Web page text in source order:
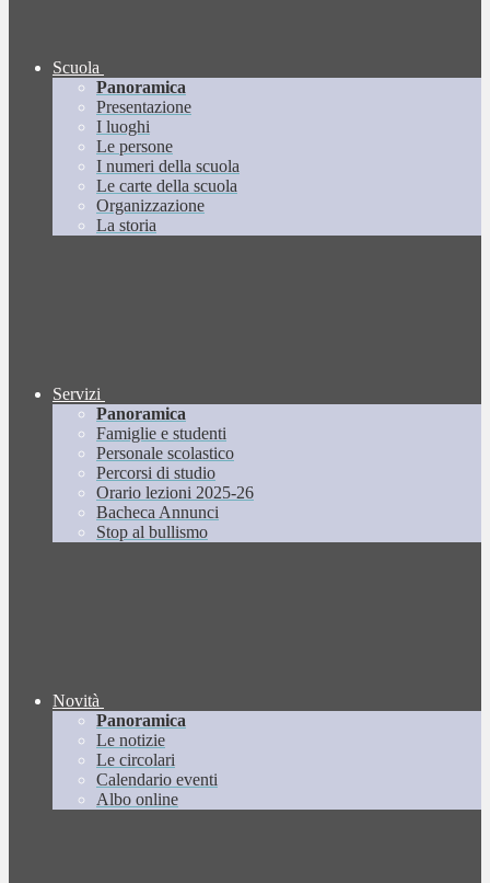
Scuola
Panoramica
Presentazione
I luoghi
Le persone
I numeri della scuola
Le carte della scuola
Organizzazione
La storia
Servizi
Panoramica
Famiglie e studenti
Personale scolastico
Percorsi di studio
Orario lezioni 2025-26
Bacheca Annunci
Stop al bullismo
Novità
Panoramica
Le notizie
Le circolari
Calendario eventi
Albo online